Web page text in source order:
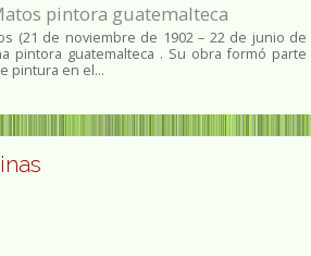
pintora guatemalteca
(21 de noviembre de 1902 – 22 de junio de
pintora guatemalteca . Su obra formó parte
pintura en el...